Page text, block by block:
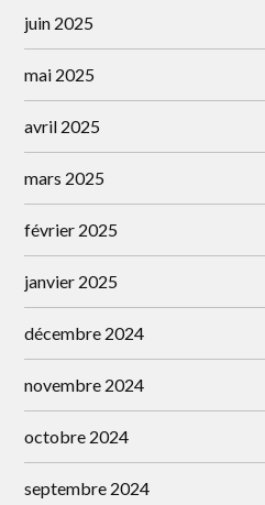
juin 2025
mai 2025
avril 2025
mars 2025
février 2025
janvier 2025
décembre 2024
novembre 2024
octobre 2024
septembre 2024